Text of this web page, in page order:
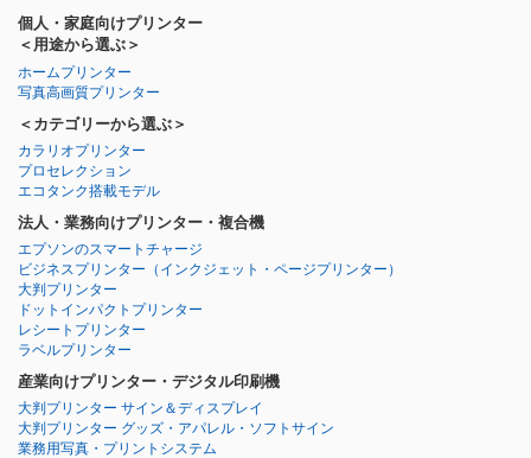
個人・家庭向けプリンター
＜用途から選ぶ＞
ホームプリンター
写真高画質プリンター
＜カテゴリーから選ぶ＞
カラリオプリンター
プロセレクション
エコタンク搭載モデル
法人・業務向けプリンター・複合機
エプソンのスマートチャージ
ビジネスプリンター （インクジェット・ページプリンター）
大判プリンター
ドットインパクトプリンター
レシートプリンター
ラベルプリンター
産業向けプリンター・デジタル印刷機
大判プリンター サイン＆ディスプレイ
大判プリンター グッズ・アパレル・ソフトサイン
業務用写真・プリントシステム